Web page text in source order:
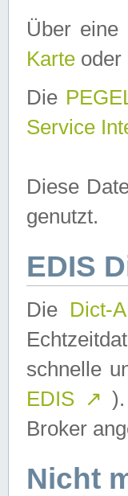
Über eine
Karte oder
Die
Service
Diese
genutzt.
EDIS
Die Dict-
schnelle
EDIS ↗
Broker
Nicht